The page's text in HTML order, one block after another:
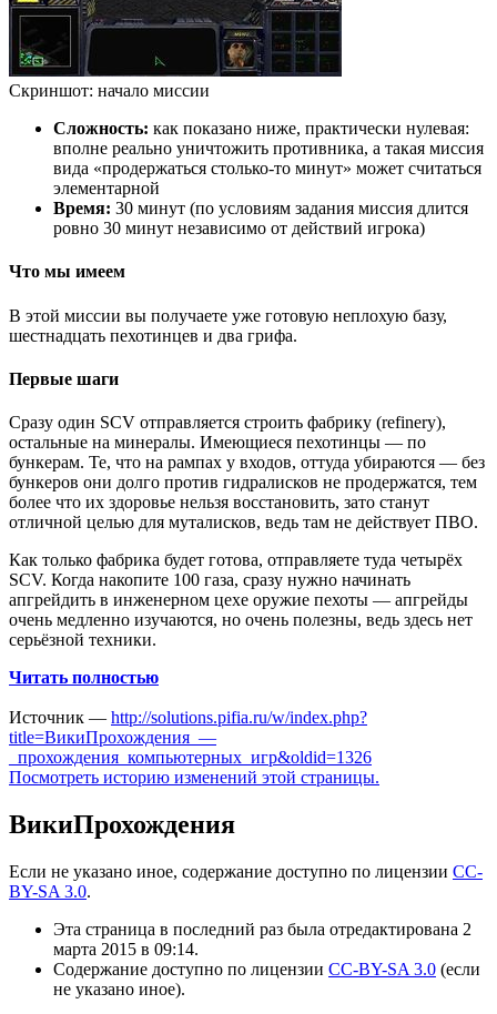
Скриншот: начало миссии
Сложность: как показано ниже, практически нулевая:
вполне реально уничтожить противника, а такая миссия
вида «продержаться столько-то минут» может считаться
элементарной
Время: 30 минут (по условиям задания миссия длится
ровно 30 минут независимо от действий игрока)
Что мы имеем
В этой миссии вы получаете уже готовую неплохую базу,
шестнадцать пехотинцев и два грифа.
Первые шаги
Сразу один SCV отправляется строить фабрику (refinery),
остальные на минералы. Имеющиеся пехотинцы — по
бункерам. Те, что на рампах у входов, оттуда убираются — без
бункеров они долго против гидралисков не продержатся, тем
более что их здоровье нельзя восстановить, зато станут
отличной целью для муталисков, ведь там не действует ПВО.
Как только фабрика будет готова, отправляете туда четырёх
SCV. Когда накопите 100 газа, сразу нужно начинать
апгрейдить в инженерном цехе оружие пехоты — апгрейды
очень медленно изучаются, но очень полезны, ведь здесь нет
серьёзной техники.
Читать полностью
Источник — http://solutions.pifia.ru/w/index.php?
title=ВикиПрохождения_—
_прохождения_компьютерных_игр&oldid=1326
Посмотреть историю изменений этой страницы.
ВикиПрохождения
Если не указано иное, содержание доступно по лицензии CC-
BY-SA 3.0.
Эта страница в последний раз была отредактирована 2
марта 2015 в 09:14.
Содержание доступно по лицензии CC-BY-SA 3.0 (если
не указано иное).